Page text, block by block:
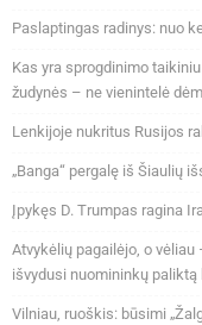
Paslaptingas radinys: nuo
Kas yra sprogdinimo
žudynės – ne vienintelė
Lenkijoje nukritus Rusijos
„Banga“ pergalę iš Šiaulių
Įpykęs D. Trumpas ragina
Atvykėlių pagailėjo, o
išvydusi nuomininkų paliktą
Vilniau, ruoškis: būsimi